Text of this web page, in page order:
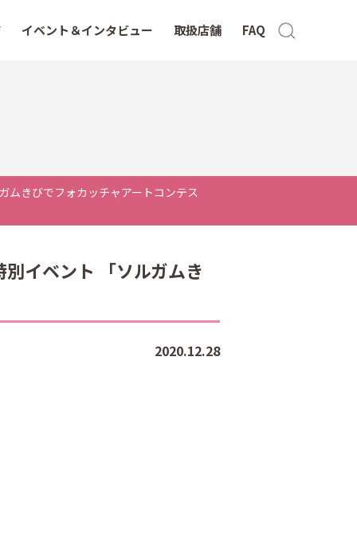
イベント＆インタビュー 取扱店舗 FAQ
ムきびでフォカッチャアートコンテス
イベント 「ソルガムき
2020.12.28